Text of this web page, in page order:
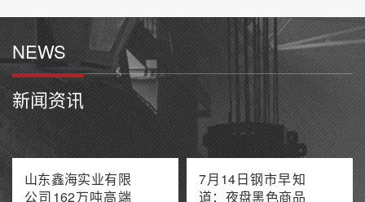
NEWS
新闻资讯
山东鑫海实业有限
公司162万吨高端
7月14日钢市早知
道：夜盘黑色商品